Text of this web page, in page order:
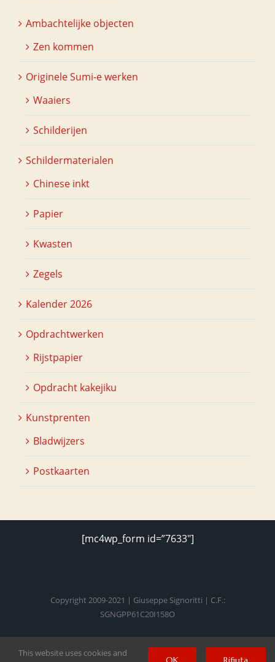
Ambachtelijke objecten
Zen kommen
Originele Sumi-e werken
Waaiers
Schilderijen
Schildermaterialen
Chinese inkt
Papier
Kwasten
Zegels
Kalender 2026
Opdrachtwerken
Rijstpapier
Opdracht kakejiku
Kunstprenten
Bladwijzers
Postkaarten
[mc4wp_form id=”7633″]
Copyright 2009-2021 | Giuseppe Signoritti | C.F.:
SGNGPP61C20I158O
Facebook
TwitterInstagram
PinterestYouTube
This website uses cookies and